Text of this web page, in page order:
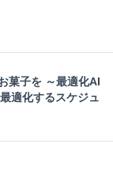
菓子を ～最適化AI
適化するスケジュ